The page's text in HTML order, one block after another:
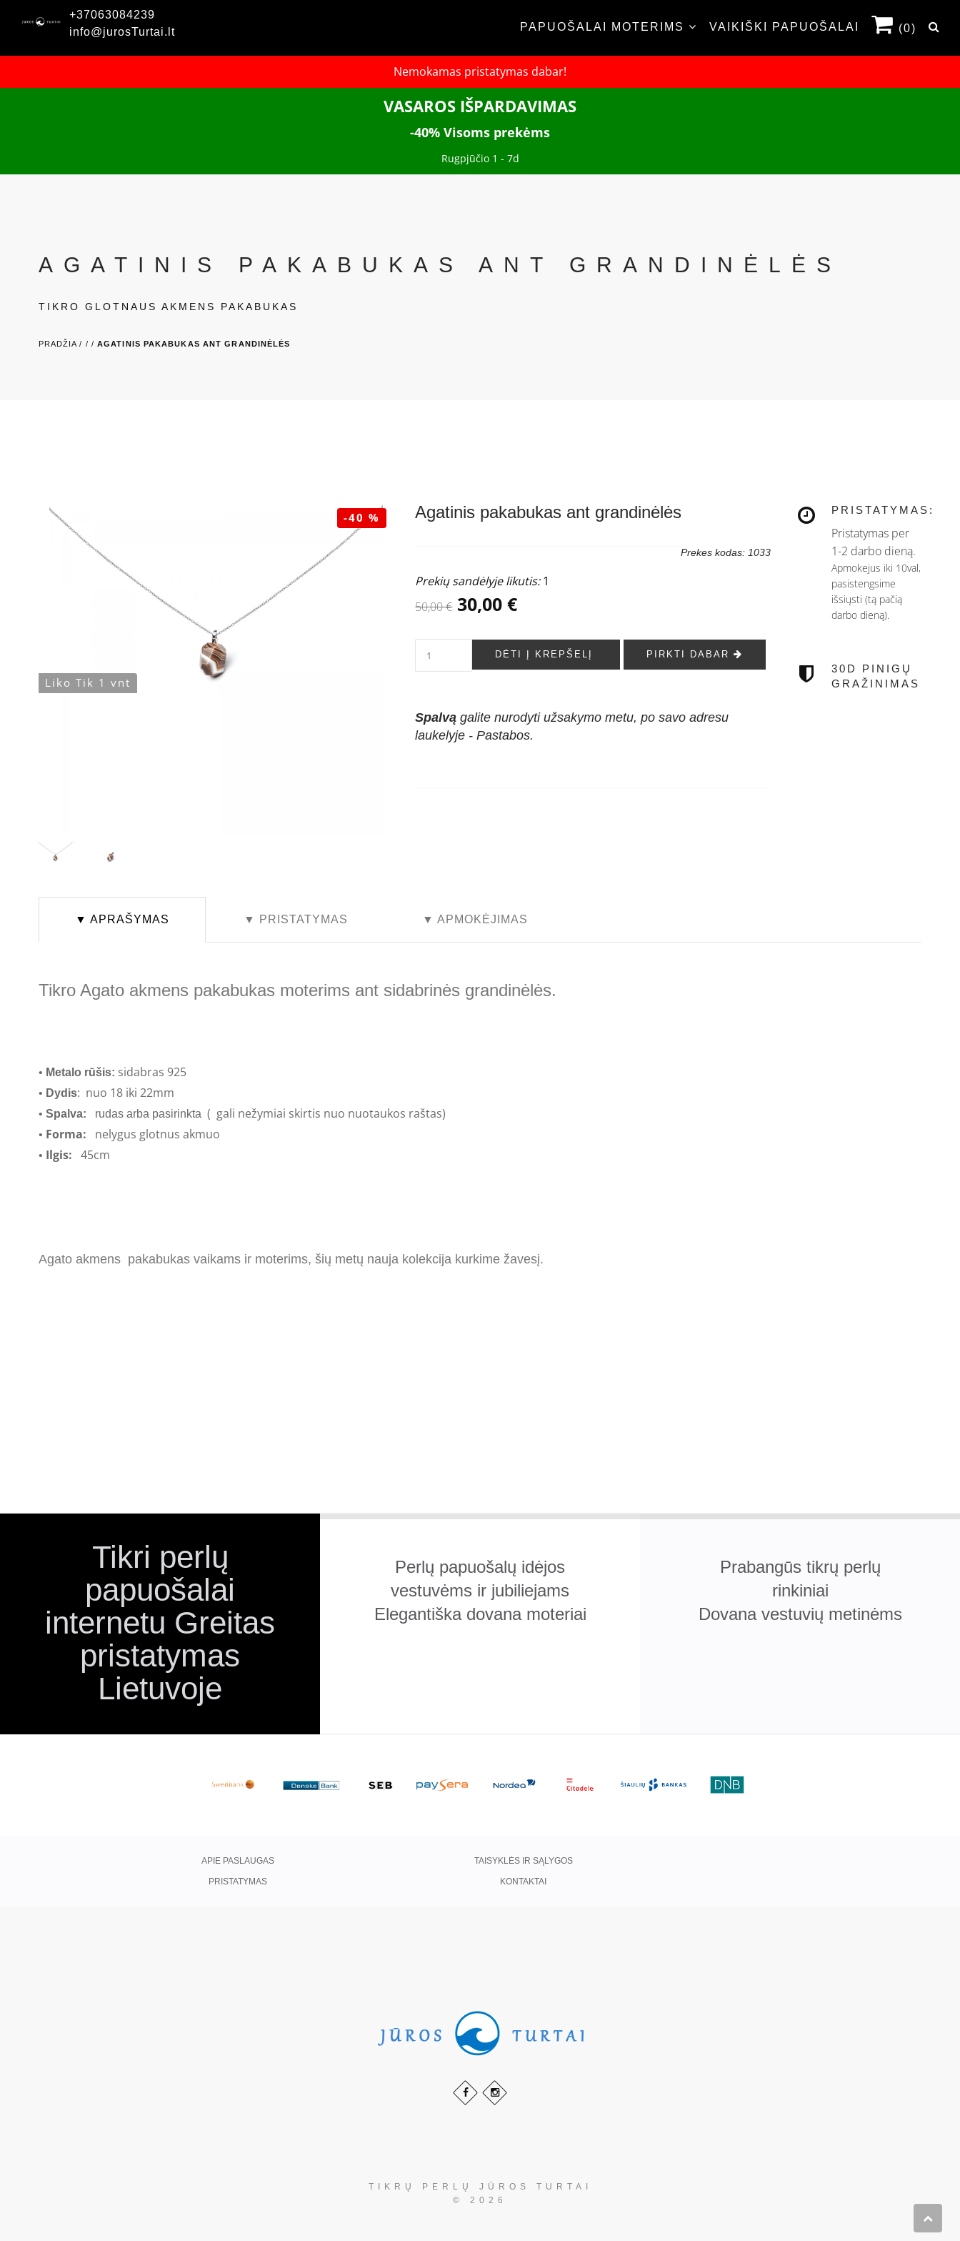
+37063084239
info@jurosTurtai.lt
(0)
PAPUOŠALAI MOTERIMS VAIKIŠKI PAPUOŠALAI
Nemokamas pristatymas dabar!
VASAROS IŠPARDAVIMAS
-40% Visoms prekėms
Rugpjūčio 1 - 7d
AGATINIS PAKABUKAS ANT GRANDINĖLĖS
TIKRO GLOTNAUS AKMENS PAKABUKAS
PRADŽIA / / / AGATINIS PAKABUKAS ANT GRANDINĖLĖS
-40 %
Liko Tik 1 vnt
Agatinis pakabukas ant grandinėlės
Prekes kodas: 1033
Prekių sandėlyje likutis:1
50,00 € 30,00 €
DĖTI Į KREPŠELĮ PIRKTI DABAR
Spalvą galite nurodyti užsakymo metu, po savo adresu
laukelyje - Pastabos.
PRISTATYMAS:
Pristatymas per
1-2 darbo dieną.
Apmokejus iki 10val,
pasistengsime
išsiųsti (tą pačią
darbo dieną).
30D PINIGŲ
GRAŽINIMAS
▼ APRAŠYMAS ▼ PRISTATYMAS ▼ APMOKĖJIMAS
Tikro Agato akmens pakabukas moterims ant sidabrinės grandinėlės.
• Metalo rūšis: sidabras 925
• Dydis: nuo 18 iki 22mm
• Spalva: rudas arba pasirinkta ( gali nežymiai skirtis nuo nuotaukos raštas)
• Forma: nelygus glotnus akmuo
• Ilgis: 45cm
Agato akmens pakabukas vaikams ir moterims, šių metų nauja kolekcija kurkime žavesį.
Tikri perlų
papuošalai
internetu Greitas
pristatymas
Lietuvoje
Perlų papuošalų idėjos
vestuvėms ir jubiliejams
Elegantiška dovana moteriai
Prabangūs tikrų perlų
rinkiniai
Dovana vestuvių metinėms
APIE PASLAUGAS
PRISTATYMAS
TAISYKLĖS IR SĄLYGOS
KONTAKTAI
TIKRŲ PERLŲ JŪROS TURTAI
© 2026